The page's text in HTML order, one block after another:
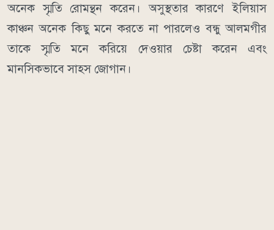
অনেক স্মৃতি রোমন্থন করেন। অসুস্থতার কারণে ইলিয়াস
কাঞ্চন অনেক কিছু মনে করতে না পারলেও বন্ধু আলমগীর
তাকে স্মৃতি মনে করিয়ে দেওয়ার চেষ্টা করেন এবং
মানসিকভাবে সাহস জোগান।